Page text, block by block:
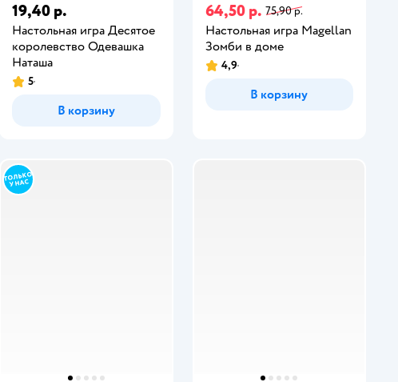
19,40 р.
Настольная игра Десятое
королевство Одевашка
Наташа
5
В корзину
64,50 р. 75,90 р.
Настольная игра Magellan
Зомби в доме
4,9
В корзину